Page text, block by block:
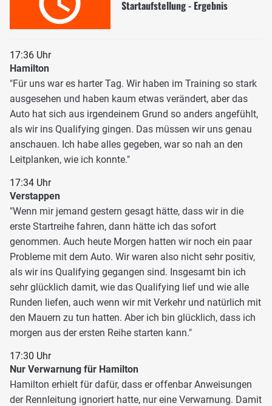
Startaufstellung - Ergebnis
17:36 Uhr
Hamilton
"Für uns war es harter Tag. Wir haben im Training so stark
ausgesehen und haben kaum etwas verändert, aber das
Auto hat sich aus irgendeinem Grund so anders angefühlt,
als wir ins Qualifying gingen. Das müssen wir uns genau
anschauen. Ich habe alles gegeben, war so nah an den
Leitplanken, wie ich konnte."
17:34 Uhr
Verstappen
"Wenn mir jemand gestern gesagt hätte, dass wir in die
erste Startreihe fahren, dann hätte ich das sofort
genommen. Auch heute Morgen hatten wir noch ein paar
Probleme mit dem Auto. Wir waren also nicht sehr positiv,
als wir ins Qualifying gegangen sind. Insgesamt bin ich
sehr glücklich damit, wie das Qualifying lief und wie alle
Runden liefen, auch wenn wir mit Verkehr und natürlich mit
den Mauern zu tun hatten. Aber ich bin glücklich, dass ich
morgen aus der ersten Reihe starten kann."
17:30 Uhr
Nur Verwarnung für Hamilton
Hamilton erhielt für dafür, dass er offenbar Anweisungen
der Rennleitung ignoriert hatte, nur eine Verwarnung. Damit